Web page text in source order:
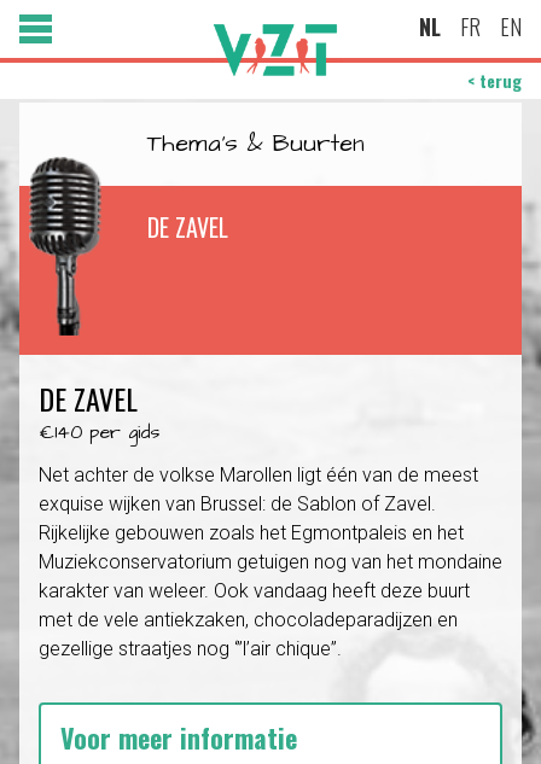
NL FR EN
< terug
Thema's & Buurten
DE ZAVEL
Voor meer informatie
DE ZAVEL
€140 per gids
Net achter de volkse Marollen ligt één van de meest
exquise wijken van Brussel: de Sablon of Zavel.
Rijkelijke gebouwen zoals het Egmontpaleis en het
Muziekconservatorium getuigen nog van het mondaine
karakter van weleer. Ook vandaag heeft deze buurt
met de vele antiekzaken, chocoladeparadijzen en
gezellige straatjes nog ‘”l’air chique”.